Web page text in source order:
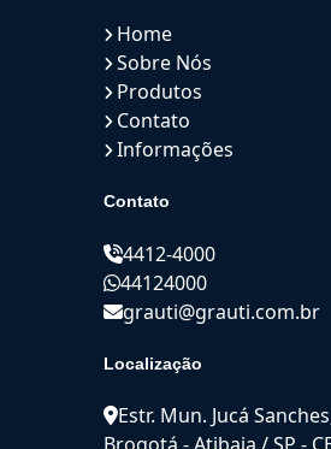
Home
Sobre Nós
Produtos
Contato
Informações
Contato
4412-4000
44124000
grauti@grauti.com.br
Localização
Estr. Mun. Jucá